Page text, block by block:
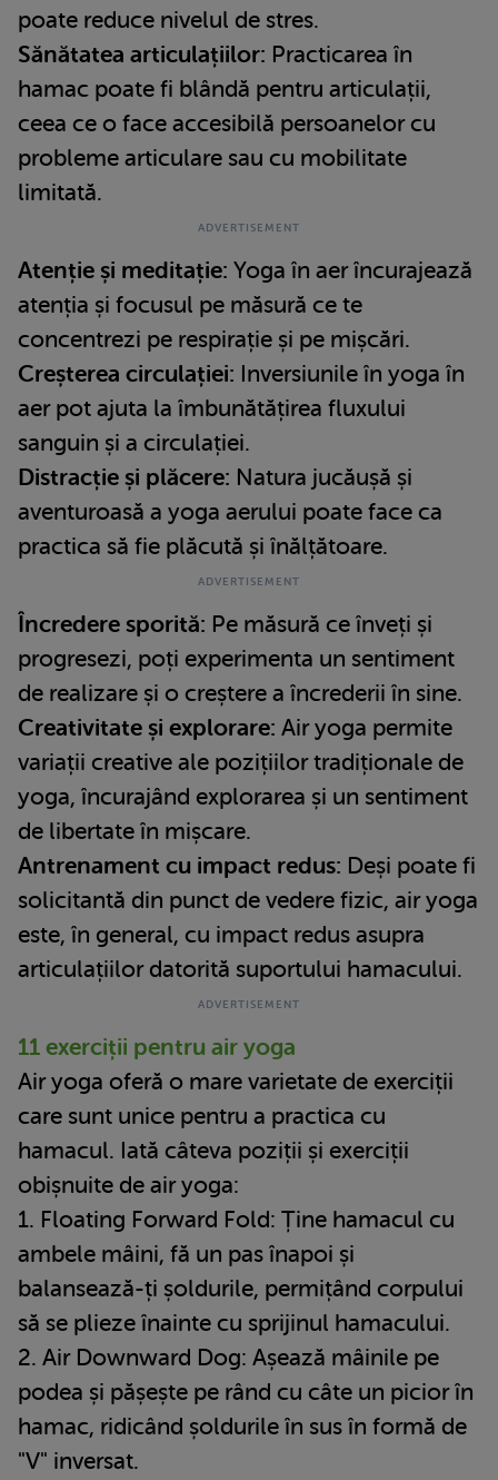
poate reduce nivelul de stres.
Sănătatea articulațiilor: Practicarea în
hamac poate fi blândă pentru articulații,
ceea ce o face accesibilă persoanelor cu
probleme articulare sau cu mobilitate
limitată.
Atenție și meditație: Yoga în aer încurajează
atenția și focusul pe măsură ce te
concentrezi pe respirație și pe mișcări.
Creșterea circulației: Inversiunile în yoga în
aer pot ajuta la îmbunătățirea fluxului
sanguin și a circulației.
Distracție și plăcere: Natura jucăușă și
aventuroasă a yoga aerului poate face ca
practica să fie plăcută și înălțătoare.
Încredere sporită: Pe măsură ce înveți și
progresezi, poți experimenta un sentiment
de realizare și o creștere a încrederii în sine.
Creativitate și explorare: Air yoga permite
variații creative ale pozițiilor tradiționale de
yoga, încurajând explorarea și un sentiment
de libertate în mișcare.
Antrenament cu impact redus: Deși poate fi
solicitantă din punct de vedere fizic, air yoga
este, în general, cu impact redus asupra
articulațiilor datorită suportului hamacului.
11 exerciții pentru air yoga
Air yoga oferă o mare varietate de exerciții
care sunt unice pentru a practica cu
hamacul. Iată câteva poziții și exerciții
obișnuite de air yoga:
1. Floating Forward Fold: Ține hamacul cu
ambele mâini, fă un pas înapoi și
balansează-ți șoldurile, permițând corpului
să se plieze înainte cu sprijinul hamacului.
2. Air Downward Dog: Așează mâinile pe
podea și pășește pe rând cu câte un picior în
hamac, ridicând șoldurile în sus în formă de
"V" inversat.